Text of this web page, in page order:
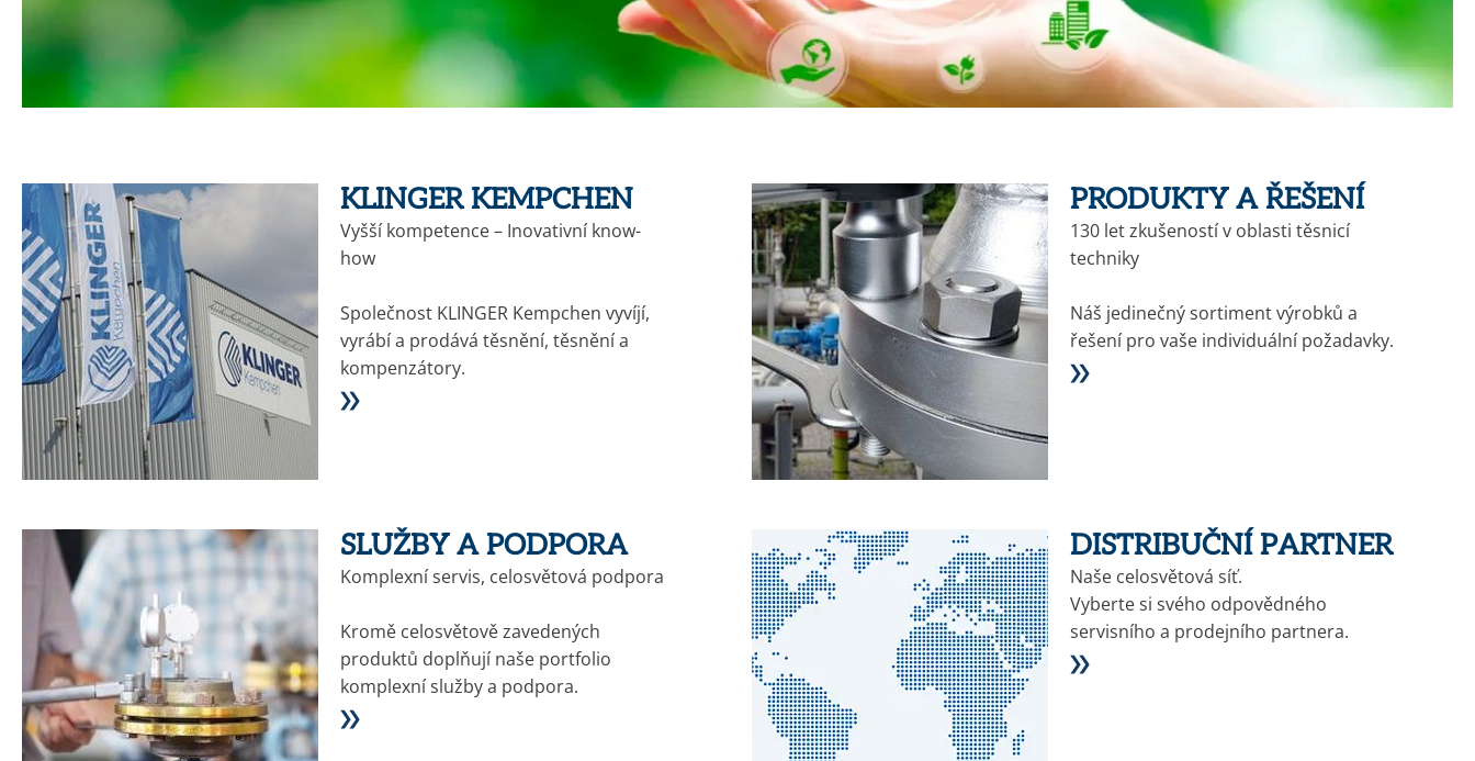
VÝPOČTY POTRUBÍ
KONSTRUKCE A ÚDRŽBA
TŘÍDY POTRUBÍ
TURNAROUND ENGINEERING
KONCEPTY SPOLEHLIVOSTI
VÝROBA SPECIÁLNÍCH
PŘÍRUB
TECHNOLOGICKÉM CENTRU
PRAKTICKÁ ANALÝZA
POŠKOZENÍ
VYBAVENÍ NAŠICH
KLINGER KEMPCHEN
Vyšší kompetence – Inovativní know-
how
Společnost KLINGER Kempchen vyvíjí,
vyrábí a prodává těsnění, těsnění a
kompenzátory.
PRODUKTY A ŘEŠENÍ
130 let zkušeností v oblasti těsnicí
techniky
Náš jedinečný sortiment výrobků a
řešení pro vaše individuální požadavky.
SLUŽBY A PODPORA
Komplexní servis, celosvětová podpora
Kromě celosvětově zavedených
produktů doplňují naše portfolio
komplexní služby a podpora.
DISTRIBUČNÍ PARTNER
Naše celosvětová síť.
Vyberte si svého odpovědného
servisního a prodejního partnera.